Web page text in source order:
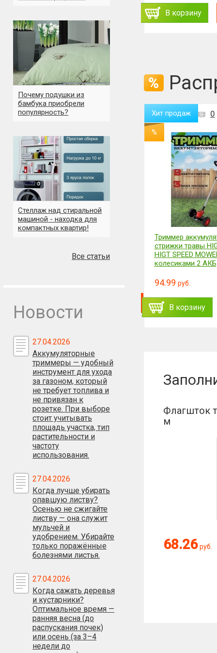
Почему подушки из
бамбука приобрели
популярность?
Стеллаж над стиральной
машиной - находка для
компактных квартир!
Все статьи
Новости
27.04.2026
Аккумуляторные
триммеры — удобный
инструмент для ухода
за газоном, который
не требует топлива и
не привязан к
розетке. При выборе
стоит учитывать
площадь участка, тип
растительности и
частоту
использования.
27.04.2026
Когда лучше убирать
опавшую листву?
Осенью не сжигайте
листву — она служит
мульчей и
удобрением. Убирайте
только поражённые
болезнями листья.
27.04.2026
Когда сажать деревья
и кустарники?
Оптимальное время —
ранняя весна (до
распускания почек)
или осень (за 3–4
недели до
В корзину
Хит продаж
%
0
Хит продаж
%
Триммер
стрижки травы
HIGT SPEED
колесиками 2 АКБ
94.99 руб.
В корзину
Флагшток
м
68.26 руб.